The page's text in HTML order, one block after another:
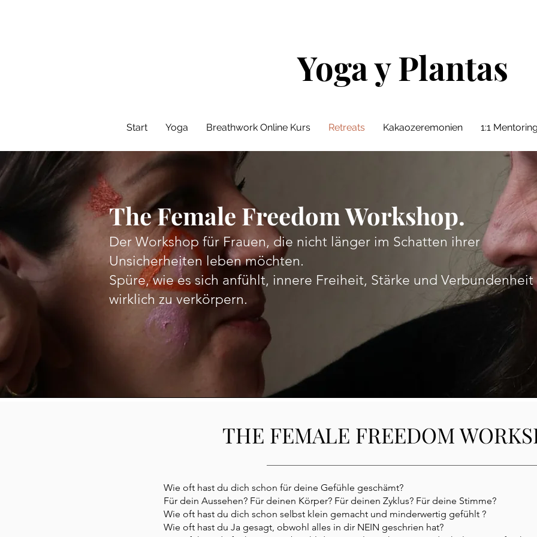
The Female Freedom Workshop.
Der Workshop für Frauen, die nicht länger im Schatten ihrer
Unsicherheiten leben möchten.
Spüre, wie es sich anfühlt, innere Freiheit, Stärke und Verbundenheit
wirklich zu verkörpern.
THE FEMALE FREEDOM
Wie oft hast du dich schon für deine Gefühle geschämt?
Für dein Aussehen? Für deinen Körper? Für deinen Zyklus? Für deine Stimme?
Wie oft hast du dich schon selbst klein gemacht und minderwertig gefühlt ?
Wie oft hast du Ja gesagt, obwohl alles in dir NEIN geschrien hat?
Yoga y Plantas
Start Yoga Breathwork Online Kurs Retreats Kakaozeremonien 1:1